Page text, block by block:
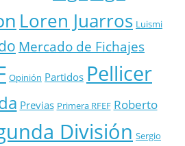
Loren Juarros Luismi
Mercado de Fichajes
Opinión Partidos Pellicer
Previas Primera RFEF Roberto
División Sergio